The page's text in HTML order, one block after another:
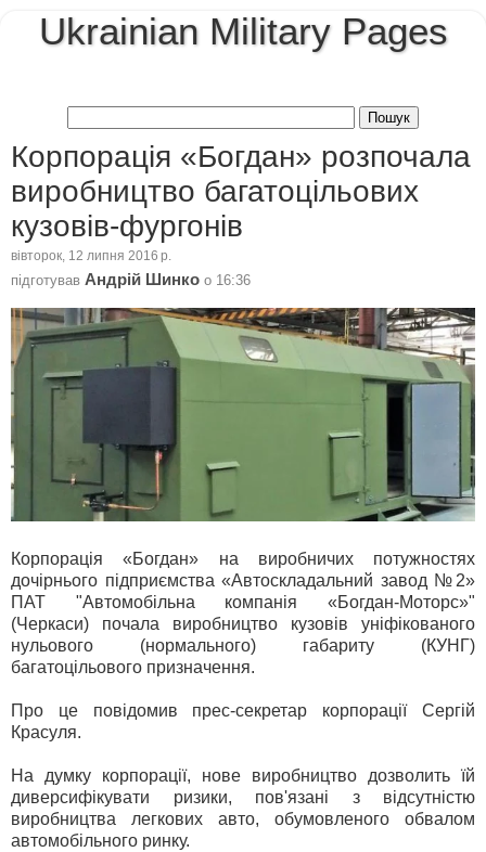
Ukrainian Military Pages
Корпорація «Богдан» розпочала
виробництво багатоцільових
кузовів-фургонів
вівторок, 12 липня 2016 р.
підготував Андрій Шинко о 16:36
Корпорація «Богдан» на виробничих потужностях
дочірнього підприємства «Автоскладальний завод №2»
ПАТ "Автомобільна компанія «Богдан-Моторс»"
(Черкаси) почала виробництво кузовів уніфікованого
нульового (нормального) габариту (КУНГ)
багатоцільового призначення.
Про це повідомив прес-секретар корпорації Сергій
Красуля.
На думку корпорації, нове виробництво дозволить їй
диверсифікувати ризики, пов'язані з відсутністю
виробництва легкових авто, обумовленого обвалом
автомобільного ринку.